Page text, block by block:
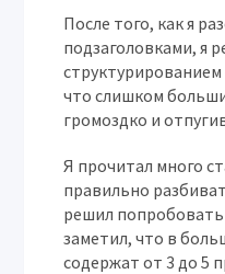
После того, как я
подзаголовками, я
структурированием
что слишком
громоздко и
Я прочитал много
правильно
решил попробовать
заметил, что в
содержат от 3 до 5